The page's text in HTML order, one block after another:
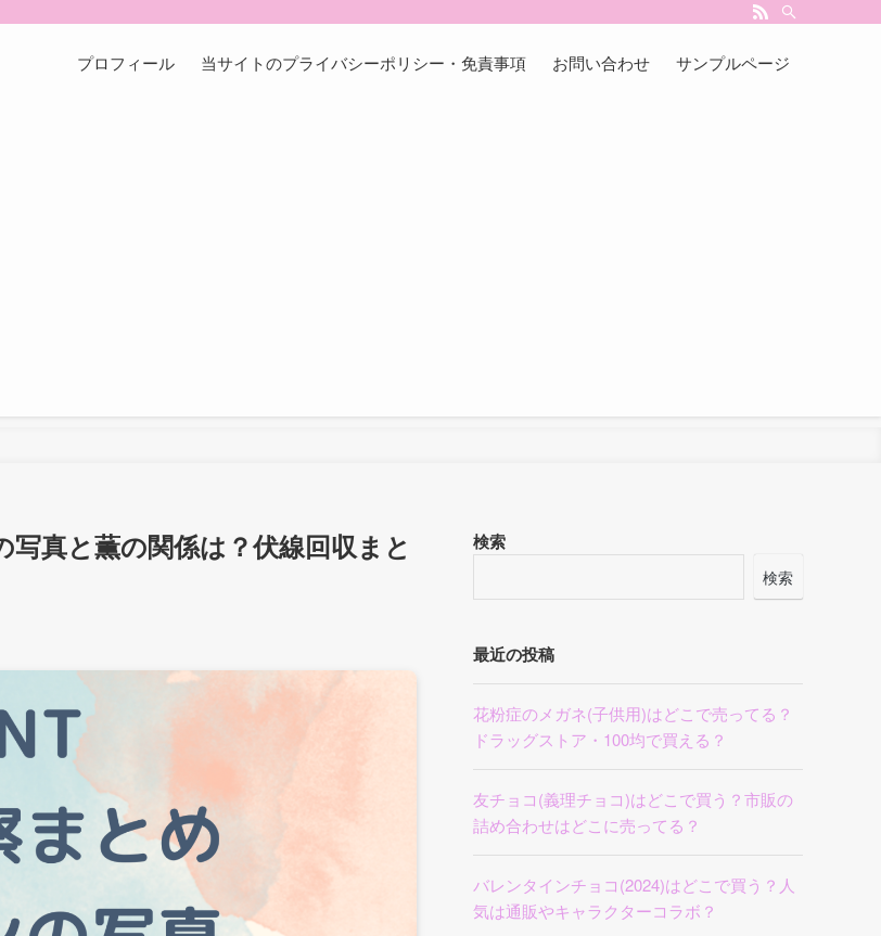
プロフィール 当サイトのプライバシーポリシー・免責事項 お問い合わせ サンプルページ
写真と薫の関係は？伏線回収まと
検索
検索
最近の投稿
花粉症のメガネ(子供用)はどこで売ってる？
ドラッグストア・100均で買える？
友チョコ(義理チョコ)はどこで買う？市販の
詰め合わせはどこに売ってる？
バレンタインチョコ(2024)はどこで買う？人
気は通販やキャラクターコラボ？